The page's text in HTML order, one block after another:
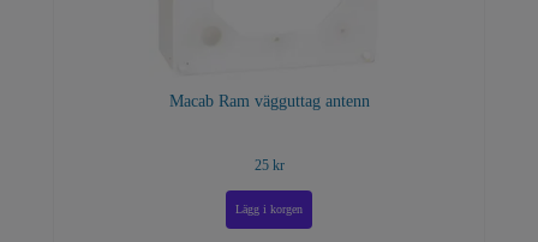
Macab Ram vägguttag antenn
25 kr